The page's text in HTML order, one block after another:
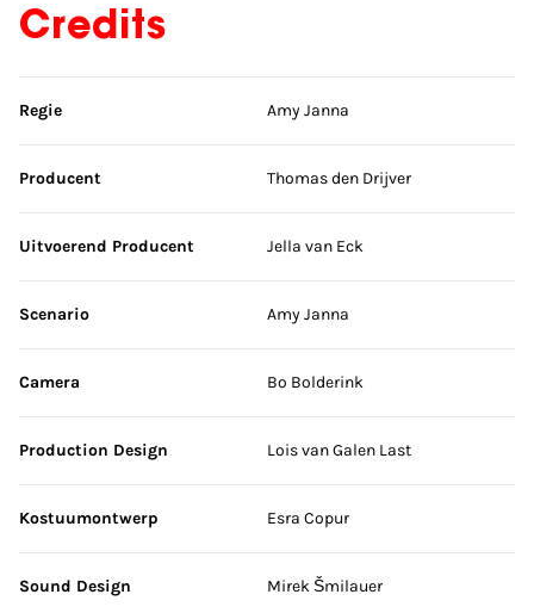
Credits
Sla credits over
Regie Amy Janna
Producent Thomas den Drijver
Uitvoerend Producent Jella van Eck
Scenario Amy Janna
Camera Bo Bolderink
Production Design Lois van Galen Last
Kostuumontwerp Esra Copur
Sound Design Mirek Šmilauer